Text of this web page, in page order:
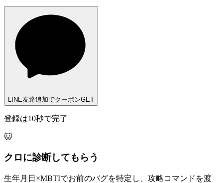
LINE友達追加でクーポンGET
登録は10秒で完了
🐱
クロに診断してもらう
生年月日×MBTIでお前のバグを特定し、攻略コマンドを渡